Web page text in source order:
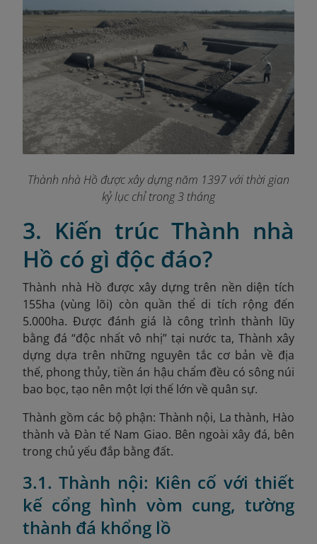
Thành nhà Hồ được xây dựng năm 1397 với thời gian
kỷ lục chỉ trong 3 tháng
3. Kiến trúc Thành nhà
Hồ có gì độc đáo?
Thành nhà Hồ được xây dựng trên nền diện tích
155ha (vùng lõi) còn quần thể di tích rộng đến
5.000ha. Được đánh giá là công trình thành lũy
bằng đá “độc nhất vô nhị” tại nước ta, Thành xây
dựng dựa trên những nguyên tắc cơ bản về địa
thế, phong thủy, tiền án hậu chẩm đều có sông núi
bao bọc, tạo nên một lợi thế lớn về quân sự.
Thành gồm các bộ phận: Thành nội, La thành, Hào
thành và Đàn tế Nam Giao. Bên ngoài xây đá, bên
trong chủ yếu đắp bằng đất.
3.1. Thành nội: Kiên cố với thiết
kế cổng hình vòm cung, tường
thành đá khổng lồ